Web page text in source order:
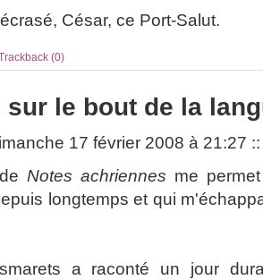
César, ce Port-Salut.
(0)
sur le bout de la
17 février 2008 à 21:27 ::
Notes achriennes me
longtemps et qui
a raconté un jour